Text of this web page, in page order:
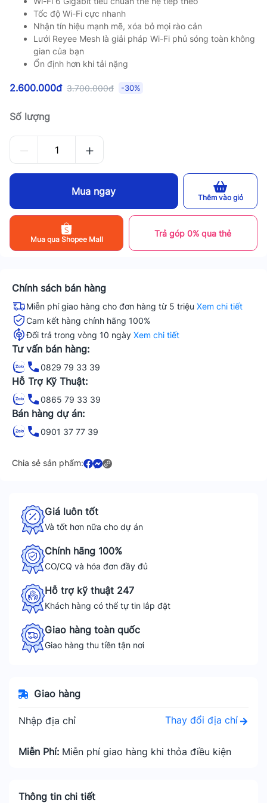
Tốc độ Wi-Fi cực nhanh
Nhận tín hiệu mạnh mẽ, xóa bỏ mọi rào cản
Lưới Reyee Mesh là giải pháp Wi-Fi phủ sóng toàn không
gian của bạn
Ổn định hơn khi tải nặng
2.600.000đ 3.700.000đ -30%
Số lượng
Mua ngay Thêm vào giỏ
Mua qua Shopee Mall
Trả góp 0% qua thẻ
Chính sách bán hàng
Miễn phí giao hàng cho đơn hàng từ 5 triệu Xem chi tiết
Cam kết hàng chính hãng 100%
Đổi trả trong vòng 10 ngày Xem chi tiết
Tư vấn bán hàng:
0829 79 33 39
Hỗ Trợ Kỹ Thuật:
0865 79 33 39
Bán hàng dự án:
0901 37 77 39
Chia sẻ sản phẩm:
Giá luôn tốt
Và tốt hơn nữa cho dự án
Chính hãng 100%
CO/CQ và hóa đơn đầy đủ
Hỗ trợ kỹ thuật 247
Khách hàng có thể tự tin lắp đặt
Giao hàng toàn quốc
Giao hàng thu tiền tận nơi
Giao hàng
Nhập địa chỉ Thay đổi địa chỉ
Miễn Phí: Miễn phí giao hàng khi thỏa điều kiện
Thông tin chi tiết